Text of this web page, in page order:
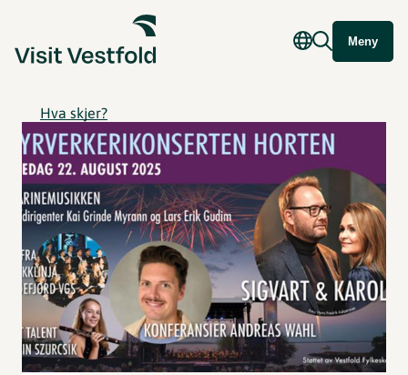
Meny
Hva skjer?